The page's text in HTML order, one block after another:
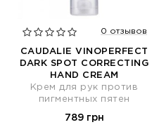
0 отзывов
CAUDALIE VINOPERFECT
DARK SPOT CORRECTING
HAND CREAM
Крем для рук против
пигментных пятен
789 грн